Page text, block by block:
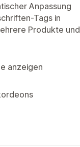
Anpassung
Tags in
Produkte und
anzeigen